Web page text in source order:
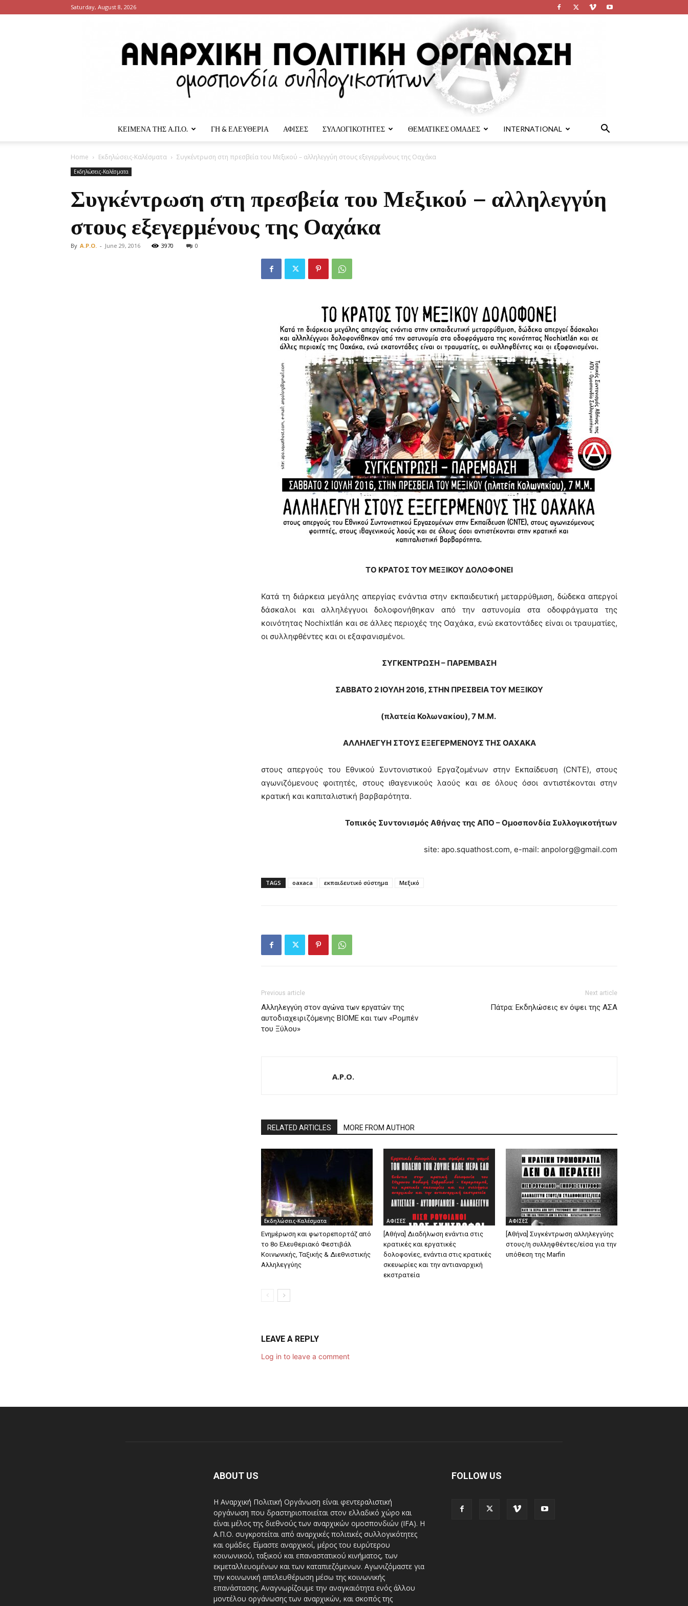
Saturday, August 8, 2026
Πολιτική
ΚΕΙΜΕΝΑ ΤΗΣ Α.Π.Ο. ΓΗ & ΕΛΕΥΘΕΡΙΑ ΑΦΙΣΕΣ ΣΥΛΛΟΓΙΚΟΤΗΤΕΣ ΘΕΜΑΤΙΚΕΣ ΟΜΑΔΕΣ INTERNATIONAL
Home Εκδηλώσεις-Καλέσματα Συγκέντρωση στη πρεσβεία του Μεξικού – αλληλεγγύη στους εξεγερμένους της Οαχάκα
Εκδηλώσεις-Καλέσματα
Συγκέντρωση στη πρεσβεία του Μεξικού – αλληλεγγύη
στους εξεγερμένους της Οαχάκα
By A.P.O. - June 29, 2016 3970 0
ΤΟ ΚΡΑΤΟΣ ΤΟΥ ΜΕΞΙΚΟΥ ΔΟΛΟΦΟΝΕΙ
Κατά τη διάρκεια μεγάλης απεργίας ενάντια στην εκπαιδευτική μεταρρύθμιση, δώδεκα απεργοί
δάσκαλοι και αλληλέγγυοι δολοφονήθηκαν από την αστυνομία στα οδοφράγματα της
κοινότητας Nochixtlán και σε άλλες περιοχές της Οαχάκα, ενώ εκατοντάδες είναι οι τραυματίες,
οι συλληφθέντες και οι εξαφανισμένοι.
ΣΥΓΚΕΝΤΡΩΣΗ – ΠΑΡΕΜΒΑΣΗ
ΣΑΒΒΑΤΟ 2 ΙΟΥΛΗ 2016, ΣΤΗΝ ΠΡΕΣΒΕΙΑ ΤΟΥ ΜΕΞΙΚΟΥ
(πλατεία Κολωνακίου), 7 Μ.Μ.
ΑΛΛΗΛΕΓΥΗ ΣΤΟΥΣ ΕΞΕΓΕΡΜΕΝΟΥΣ ΤΗΣ ΟΑΧΑΚΑ
στους απεργούς του Εθνικού Συντονιστικού Εργαζομένων στην Εκπαίδευση (CNTE), στους
αγωνιζόμενους φοιτητές, στους ιθαγενικούς λαούς και σε όλους όσοι αντιστέκονται στην
κρατική και καπιταλιστική βαρβαρότητα.
Τοπικός Συντονισμός Αθήνας της ΑΠΟ – Ομοσπονδία Συλλογικοτήτων
site: apo.squathost.com, e-mail: anpolorg@gmail.com
TAGS oaxaca εκπαιδευτικό σύστημα Μεξικό
Previous article
Αλληλεγγύη στον αγώνα των εργατών της
αυτοδιαχειριζόμενης ΒΙΟΜΕ και των «Ρομπέν
του Ξύλου»
Next article
Πάτρα: Εκδηλώσεις εν όψει της ΑΣΑ
A.P.O.
RELATED ARTICLES MORE FROM AUTHOR
Εκδηλώσεις-Καλέσματα
Ενημέρωση και φωτορεπορτάζ από
το 8ο Ελευθεριακό Φεστιβάλ
Κοινωνικής, Ταξικής & Διεθνιστικής
Αλληλεγγύης
ΑΦΙΣΕΣ
[Αθήνα] Διαδήλωση ενάντια στις
κρατικές και εργατικές
δολοφονίες, ενάντια στις κρατικές
σκευωρίες και την αντιαναρχική
εκστρατεία
ΑΦΙΣΕΣ
[Αθήνα] Συγκέντρωση αλληλεγγύης
στους/η συλληφθέντες/είσα για την
υπόθεση της Marfin
LEAVE A REPLY
Log in to leave a comment
ABOUT US
Η Αναρχική Πολιτική Οργάνωση είναι φεντεραλιστική
οργάνωση που δραστηριοποιείται στον ελλαδικό χώρο και
είναι μέλος της διεθνούς των αναρχικών ομοσπονδιών (IFA). H
A.Π.Ο. συγκροτείται από αναρχικές πολιτικές συλλογικότητες
και ομάδες. Είμαστε αναρχικοί, μέρος του ευρύτερου
κοινωνικού, ταξικού και επαναστατικού κινήματος, των
εκμεταλλευομένων και των καταπιεζόμενων. Αγωνιζόμαστε για
την κοινωνική απελευθέρωση μέσω της κοινωνικής
επανάστασης. Αναγνωρίζουμε την αναγκαιότητα ενός άλλου
μοντέλου οργάνωσης των αναρχικών, και σκοπός της
FOLLOW US